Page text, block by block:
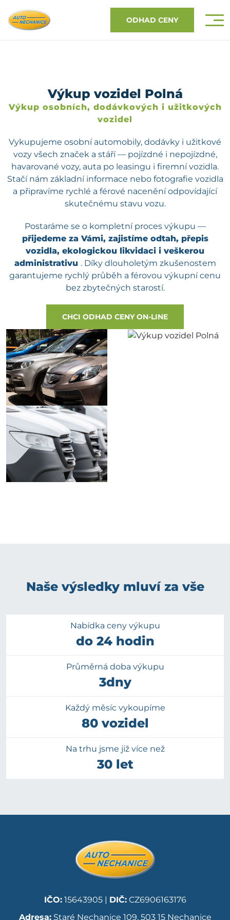
ODHAD CENY
Výkup vozidel Polná
Výkup osobních, dodávkových i užitkových
vozidel
Vykupujeme osobní automobily, dodávky i užitkové
vozy všech značek a stáří — pojízdné i nepojízdné,
havarované vozy, auta po leasingu i firemní vozidla.
Stačí nám základní informace nebo fotografie vozidla
a připravíme rychlé a férové nacenění odpovídající
skutečnému stavu vozu.
Postaráme se o kompletní proces výkupu —
přijedeme za Vámi, zajistíme odtah, přepis
vozidla, ekologickou likvidaci i veškerou
administrativu . Díky dlouholetým zkušenostem
garantujeme rychlý průběh a férovou výkupní cenu
bez zbytečných starostí.
CHCI ODHAD CENY ON-LINE
Naše výsledky mluví za vše
Nabídka ceny výkupu
do 24 hodin
Průměrná doba výkupu
3dny
Každý měsíc vykoupíme
80 vozidel
Na trhu jsme již více než
30 let
IČO:15643905 | DIČ:CZ6906163176
Adresa:Staré Nechanice 109, 503 15 Nechanice